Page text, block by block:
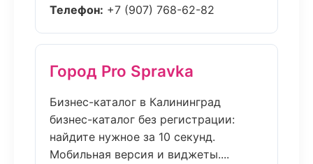
Телефон: +7 (907) 768-62-82
Город Pro Spravka
Бизнес-каталог в Калининград
бизнес-каталог без регистрации:
найдите нужное за 10 секунд.
Мобильная версия и виджеты....